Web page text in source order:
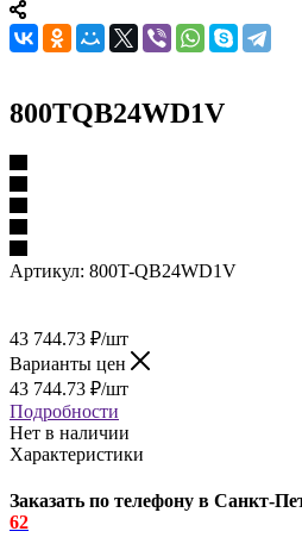
800TQB24WD1V
Артикул: 800T-QB24WD1V
43 744.73 ₽/шт
Варианты цен
43 744.73 ₽/шт
Подробности
Нет в наличии
Характеристики
Заказать по телефону в Санкт-
62